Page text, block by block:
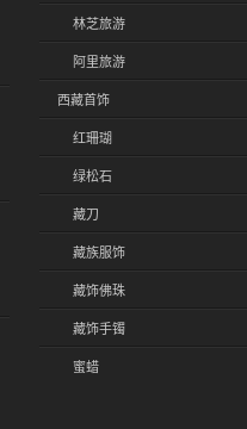
林芝旅游
阿里旅游
西藏首饰
红珊瑚
绿松石
藏刀
藏族服饰
藏饰佛珠
藏饰手镯
蜜蜡